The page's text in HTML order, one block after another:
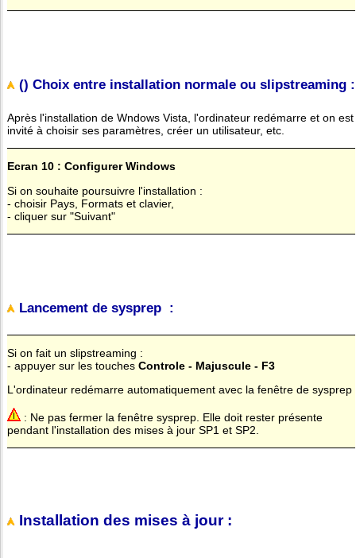
() Choix entre installation normale ou slipstreaming :
Après l'installation de Wndows Vista, l'ordinateur redémarre et on est
invité à choisir ses paramètres, créer un utilisateur, etc.
Ecran 10 : Configurer Windows
Si on souhaite poursuivre l'installation :
- choisir Pays, Formats et clavier,
- cliquer sur "Suivant"
Lancement de sysprep :
Si on fait un slipstreaming :
- appuyer sur les touches Controle - Majuscule - F3
L'ordinateur redémarre automatiquement avec la fenêtre de sysprep
: Ne pas fermer la fenêtre sysprep. Elle doit rester présente
pendant l'installation des mises à jour SP1 et SP2.
Installation des mises à jour :